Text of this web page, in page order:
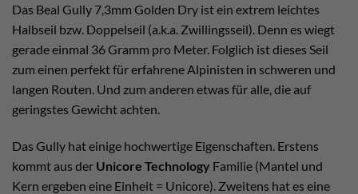
Das Beal Gully 7,3mm Golden Dry ist ein extrem leichtes
Halbseil bzw. Doppelseil (a.k.a. Zwillingsseil). Denn es wiegt
gerade einmal 36 Gramm pro Meter. Folglich ist dieses Seil
zum einen perfekt für erfahrene Alpinisten in schweren und
langen Routen. Und zum anderen etwas für alle, die auf
geringstes Gewicht achten.
Das Gully hat einige hochwertige Eigenschaften. Erstens
kommt aus der Unicore Technology Familie (Mantel und
Kern ergeben eine Einheit = Unicore). Zweitens hat es eine